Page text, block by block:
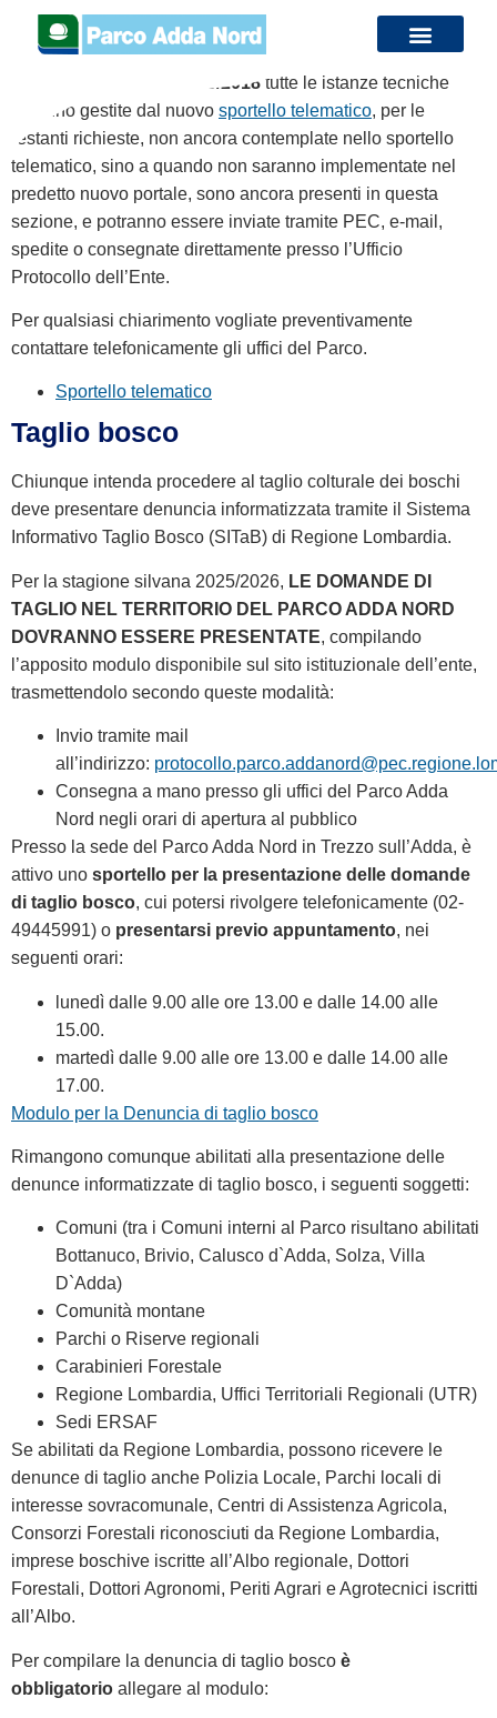
contenuto
dal 18/06/2018 tutte le istanze tecniche
saranno gestite dal nuovo sportello telematico, per le
restanti richieste, non ancora contemplate nello sportello
telematico, sino a quando non saranno implementate nel
predetto nuovo portale, sono ancora presenti in questa
sezione, e potranno essere inviate tramite PEC, e-mail,
spedite o consegnate direttamente presso l’Ufficio
Protocollo dell’Ente.
Per qualsiasi chiarimento vogliate preventivamente
contattare telefonicamente gli uffici del Parco.
Sportello telematico
Taglio bosco
Chiunque intenda procedere al taglio colturale dei boschi
deve presentare denuncia informatizzata tramite il Sistema
Informativo Taglio Bosco (SITaB) di Regione Lombardia.
Per la stagione silvana 2025/2026, LE DOMANDE DI
TAGLIO NEL TERRITORIO DEL PARCO ADDA NORD
DOVRANNO ESSERE PRESENTATE, compilando
l’apposito modulo disponibile sul sito istituzionale dell’ente,
trasmettendolo secondo queste modalità:
Invio tramite mail
all’indirizzo:
Consegna a mano presso gli uffici del Parco Adda
Nord negli orari di apertura al pubblico
Presso la sede del Parco Adda Nord in Trezzo sull’Adda, è
attivo uno sportello per la presentazione delle domande
di taglio bosco, cui potersi rivolgere telefonicamente (02-
49445991) o presentarsi previo appuntamento, nei
seguenti orari:
lunedì dalle 9.00 alle ore 13.00 e dalle 14.00 alle
15.00.
martedì dalle 9.00 alle ore 13.00 e dalle 14.00 alle
17.00.
Modulo per la Denuncia di taglio bosco
Rimangono comunque abilitati alla presentazione delle
denunce informatizzate di taglio bosco, i seguenti soggetti:
Comuni (tra i Comuni interni al Parco risultano abilitati
Bottanuco, Brivio, Calusco d`Adda, Solza, Villa
D`Adda)
Comunità montane
Parchi o Riserve regionali
Carabinieri Forestale
Regione Lombardia, Uffici Territoriali Regionali (UTR)
Sedi ERSAF
Se abilitati da Regione Lombardia, possono ricevere le
denunce di taglio anche Polizia Locale, Parchi locali di
interesse sovracomunale, Centri di Assistenza Agricola,
Consorzi Forestali riconosciuti da Regione Lombardia,
imprese boschive iscritte all’Albo regionale, Dottori
Forestali, Dottori Agronomi, Periti Agrari e Agrotecnici iscritti
all’Albo.
Per compilare la denuncia di taglio bosco è
obbligatorio allegare al modulo: